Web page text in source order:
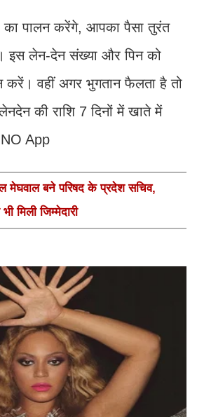
पालन करेंगे, आपका पैसा तुरंत
इस लेन-देन संख्या और पिन को
करें। वहीं अगर भुगतान फैलता है तो
की राशि 7 दिनों में खाते में
App
मेघवाल बने परिषद के प्रदेश सचिव,
मिली जिम्मेदारी